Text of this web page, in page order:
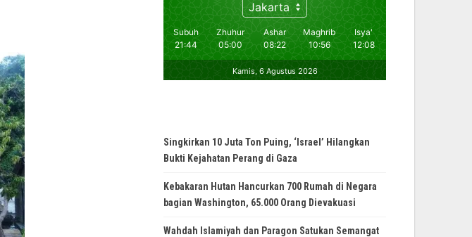
Singkirkan 10 Juta Ton Puing, ‘Israel’ Hilangkan
Bukti Kejahatan Perang di Gaza
Kebakaran Hutan Hancurkan 700 Rumah di Negara
bagian Washington, 65.000 Orang Dievakuasi
Wahdah Islamiyah dan Paragon Satukan Semangat